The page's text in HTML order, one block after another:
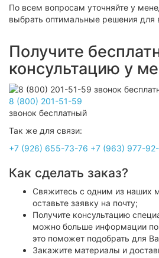
По всем вопросам уточняйте у
выбрать оптимальные решения для
Получите
консультацию у
8 (800) 201-51-59
звонок бесплатный
Так же для связи:
+7 (926) 655-73-76 +7 (963) 977-
Как сделать заказ?
Свяжитесь с одним из наших
оставьте заявку на почту;
Получите консультацию
можно больше информации
это поможет подобрать для
Закажите материалы и